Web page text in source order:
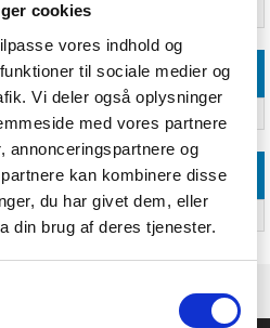
cookies
vores indhold og
til sociale medier og
Vi deler også oplysninger
med vores partnere
annonceringspartnere og
kan kombinere disse
du har givet dem, eller
din brug af deres tjenester.
m